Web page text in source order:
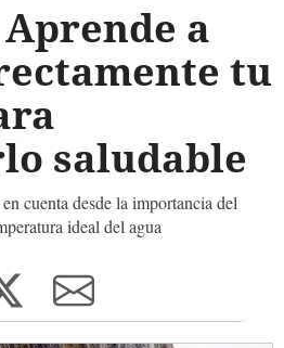
a
tu
saludable
cuenta desde la importancia del
ideal del agua